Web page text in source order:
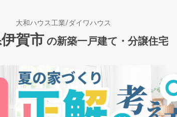
大和ハウス工業/ダイワハウス
賀市 の新築一戸建て・分譲住宅